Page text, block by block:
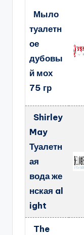
Мыло
туалетн
ое
дубовы
й мох
75 гр
Shirley
May
Туалетн
ая
вода же
нская al
ight
The